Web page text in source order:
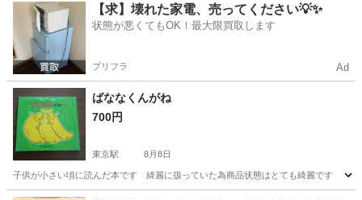
神奈川 向ヶ丘遊園駅 文芸
【求】壊れた家電、売ってください💡✨
状態が悪くてもOK！最大限買取します
プリフラ Ad
ばななくんがね
700円
東京駅 8月8日
子供が小さい頃に読んだ本です 綺麗に扱っていた為商品状態はとても綺麗です